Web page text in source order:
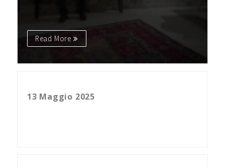
Read More
13 Maggio 2025